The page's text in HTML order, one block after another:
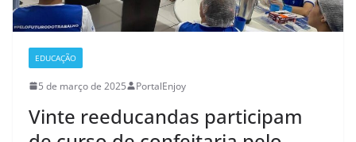
EDUCAÇÃO
5 de março de 2025 PortalEnjoy
Vinte reeducandas participam